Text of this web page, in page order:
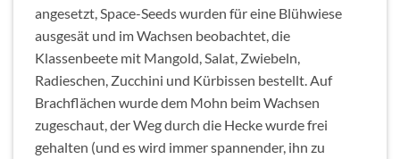
angesetzt, Space-Seeds wurden für eine Blühwiese
ausgesät und im Wachsen beobachtet, die
Klassenbeete mit Mangold, Salat, Zwiebeln,
Radieschen, Zucchini und Kürbissen bestellt. Auf
Brachflächen wurde dem Mohn beim Wachsen
zugeschaut, der Weg durch die Hecke wurde frei
gehalten (und es wird immer spannender, ihn zu